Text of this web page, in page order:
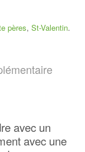
pères, St-Valentin.
avec un
avec une